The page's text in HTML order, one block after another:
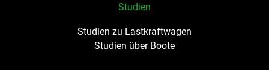
Studien
Studien zu Lastkraftwagen
Studien über Boote